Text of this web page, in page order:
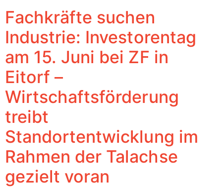
Fachkräfte suchen
Industrie: Investorentag
am 15. Juni bei ZF in
Eitorf –
Wirtschaftsförderung
treibt
Standortentwicklung im
Rahmen der Talachse
gezielt voran